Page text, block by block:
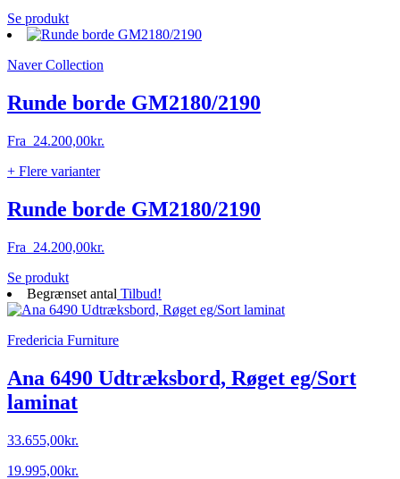
Se produktDette
vare
flere
Mulighederne
kan
på
varesiden
Naver Collection
Runde borde GM2180/2190
Fra 24.200,00kr.
+ Flere varianter
Runde borde GM2180/2190
Fra 24.200,00kr.
Se produktDette
vare
har
varianter.
kan
vælges
på
Begrænset antal Tilbud!
Fredericia Furniture
Ana 6490 Udtræksbord, Røget eg/Sort
laminat
33.655,00kr.
19.995,00kr.